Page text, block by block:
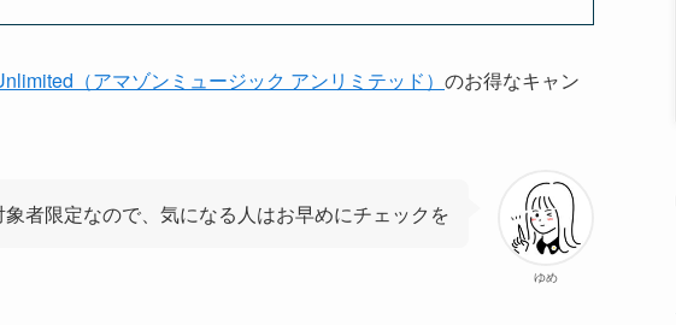
（アマゾンミュージック アンリミテッド） のお得なキャン
ゆめ
象者限定なので、気になる人はお早めにチェックを